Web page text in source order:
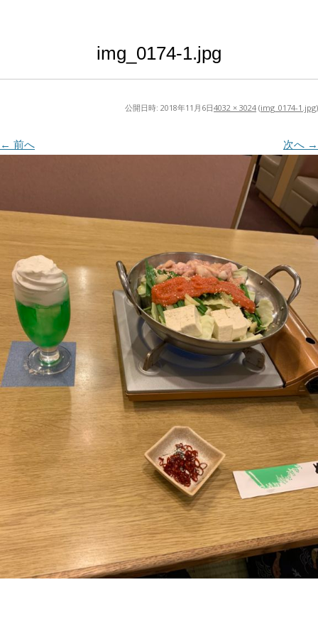
img_0174-1.jpg
公開日時: 2018年11月6日4032 × 3024 (img_0174-1.jpg)
← 前へ 次へ →